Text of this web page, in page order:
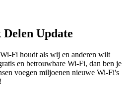
Update
Fi houdt als wij en anderen wilt
en betrouwbare Wi-Fi, dan ben je
voegen miljoenen nieuwe Wi-Fi's